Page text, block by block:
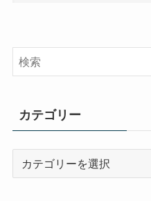
カテゴリー